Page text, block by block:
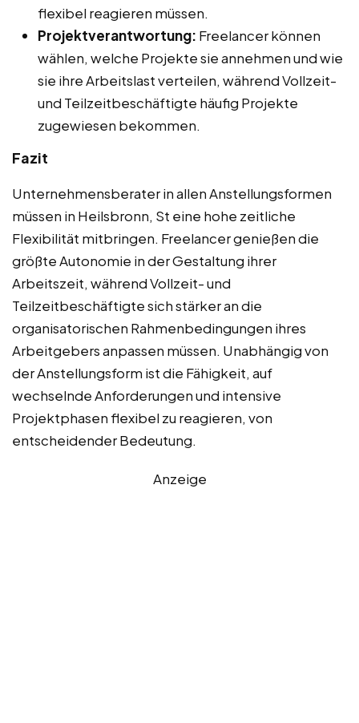
flexibel reagieren müssen.
Projektverantwortung: Freelancer können
wählen, welche Projekte sie annehmen und wie
sie ihre Arbeitslast verteilen, während Vollzeit-
und Teilzeitbeschäftigte häufig Projekte
zugewiesen bekommen.
Fazit
Unternehmensberater in allen Anstellungsformen
müssen in Heilsbronn, St eine hohe zeitliche
Flexibilität mitbringen. Freelancer genießen die
größte Autonomie in der Gestaltung ihrer
Arbeitszeit, während Vollzeit- und
Teilzeitbeschäftigte sich stärker an die
organisatorischen Rahmenbedingungen ihres
Arbeitgebers anpassen müssen. Unabhängig von
der Anstellungsform ist die Fähigkeit, auf
wechselnde Anforderungen und intensive
Projektphasen flexibel zu reagieren, von
entscheidender Bedeutung.
Anzeige